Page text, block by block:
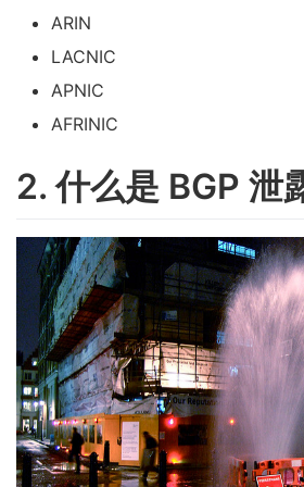
ARIN
LACNIC
APNIC
AFRINIC
2. 什么是 BGP 泄